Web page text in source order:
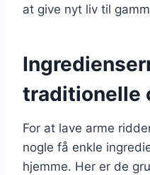
at give nyt liv til
traditionelle
For at lave arme
nogle få enkle
hjemme. Her er de